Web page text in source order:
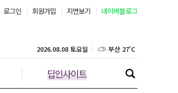
로그인 회원가입 지면보기 네이버블로그
딥인사이트
2026.08.08 토요일 대구 25˚C
인천 28˚C